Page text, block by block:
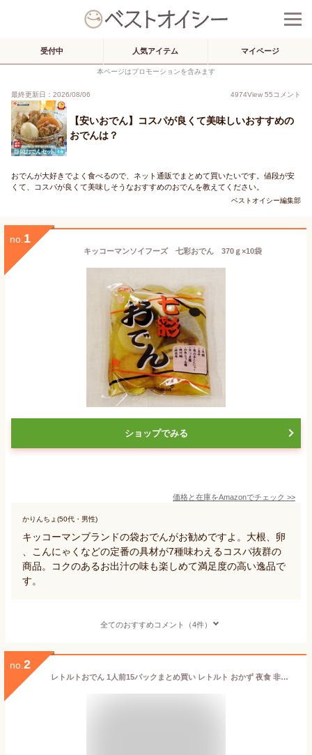
受付中 人気アイテム マイページ
本ページはプロモーションを含みます
最終更新日：2026/08/06 4974View 55コメント
【安いおでん】コスパが良くて美味しいおすすめの
おでんは？
おでんが大好きでよく食べるので、ネット通販でまとめて買いたいです。値段が安
くて、コスパが良くて美味しそうなおすすめのおでんを教えてください。
ベストオイシー編集部
no. 1
キッコーマンソイフーズ 七彩おでん 370ｇ×10袋
ショップでみる
価格と在庫をAmazonでチェック >>
かりんちょ(50代・男性)
キッコーマンブランドの袋おでんがお勧めですよ。大根、卵
、こんにゃくなどの定番の具材が7種味わえるコスパ抜群の
商品。コクのあるお出汁の味も楽しめて満足度の高い逸品で
す。
全てのおすすめコメント（4件）
no. 2
レトルトおでん 1人前15パックまとめ買い レトルト おかず 夜食 非常用 玉子 大根 こんにゃく ちくわ ごぼう巻き さつま揚げ 昆布 藤光海風堂